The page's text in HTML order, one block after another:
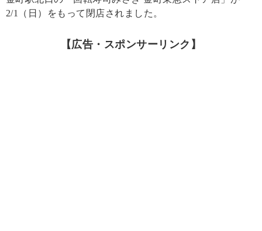
2/1（日）をもって閉店されました。
【広告・スポンサーリンク】